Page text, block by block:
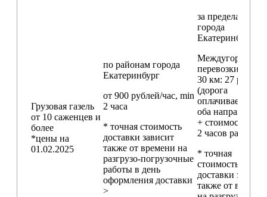
Грузовая газель
от 10 саженцев и
более
*цены на
01.02.2025
по районам города
Екатеринбург
от 900 рублей/час, min
2 часа
* точная стоимость
доставки зависит
также от времени на
разгрузо-погрузочные
работы в день
оформления доставки
>
за пределами
города
Екатеринбург
Междугородние
перевозки
30 км: 27 руб./км
(дорога
оплачивается в
оба направления
+ стоимость min
2 часов работы)
* точная
стоимость
доставки
также от